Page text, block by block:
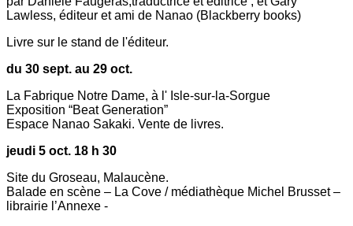
Lawless, éditeur et ami de Nanao (Blackberry books)
Livre sur le stand de l'éditeur.
du 30 sept. au 29 oct.
La Fabrique Notre Dame, à l' Isle-sur-la-Sorgue
Exposition “Beat Generation”
Espace Nanao Sakaki. Vente de livres.
jeudi 5 oct. 18 h 30
Site du Groseau, Malaucène.
Balade en scène – La Cove / médiathèque Michel Brusset –
librairie l’Annexe -